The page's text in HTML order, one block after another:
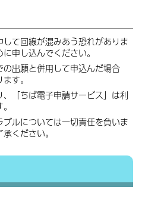
て回線が混みあう恐れがありま
申し込んでください。
出願と併用して申込んだ場合
す。
「ちば電子申請サービス」は利
ルについては一切責任を負いま
ください。